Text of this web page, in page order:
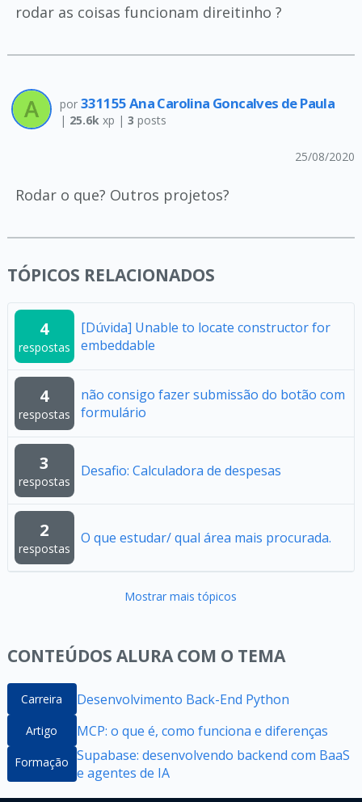
rodar as coisas funcionam direitinho ?
por 331155 Ana Carolina Goncalves de Paula
| 25.6kxp | 3 posts
25/08/2020
Rodar o que? Outros projetos?
TÓPICOS RELACIONADOS
4
respostas
[Dúvida] Unable to locate constructor for
embeddable
4
respostas
não consigo fazer submissão do botão com
formulário
3
respostas
Desafio: Calculadora de despesas
2
respostas
O que estudar/ qual área mais procurada.
Mostrar mais tópicos
CONTEÚDOS ALURA COM O TEMA
Carreira Desenvolvimento Back-End Python
Artigo MCP: o que é, como funciona e diferenças
Formação Supabase: desenvolvendo backend com BaaS
e agentes de IA